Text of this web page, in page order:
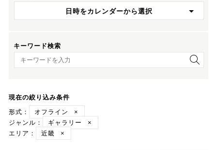
日時をカレンダーから選択
キーワード検索
キーワード検索
現在の絞り込み条件
形式：
オフライン
×
ジャンル：
ギャラリー
×
エリア：
近畿 ×